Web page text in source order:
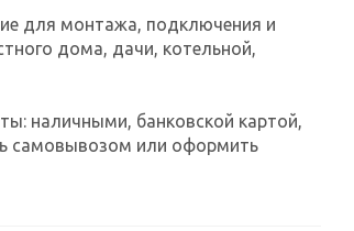
для монтажа, подключения и
дома, дачи, котельной,
наличными, банковской картой,
самовывозом или оформить